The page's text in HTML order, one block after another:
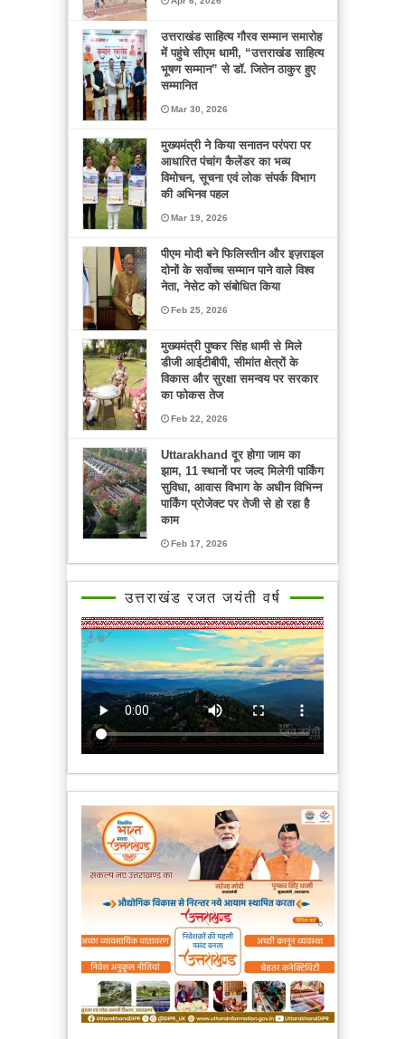
उत्तराखंड साहित्य गौरव सम्मान समारोह
में पहुंचे सीएम धामी, “उत्तराखंड साहित्य
भूषण सम्मान” से डॉ. जितेन ठाकुर हुए
सम्मानित
Mar 30, 2026
मुख्यमंत्री ने किया सनातन परंपरा पर
आधारित पंचांग कैलेंडर का भव्य
विमोचन, सूचना एवं लोक संपर्क विभाग
की अभिनव पहल
Mar 19, 2026
पीएम मोदी बने फिलिस्तीन और इज़राइल
दोनों के सर्वोच्च सम्मान पाने वाले विश्व
नेता, नेसेट को संबोधित किया
Feb 25, 2026
मुख्यमंत्री पुष्कर सिंह धामी से मिले
डीजी आईटीबीपी, सीमांत क्षेत्रों के
विकास और सुरक्षा समन्वय पर सरकार
का फोकस तेज
Feb 22, 2026
Uttarakhand दूर होगा जाम का
झाम, 11 स्थानों पर जल्द मिलेगी पार्किंग
सुविधा, आवास विभाग के अधीन विभिन्न
पार्किंग प्रोजेक्ट पर तेजी से हो रहा है
काम
Feb 17, 2026
उत्तराखंड रजत जयंती वर्ष